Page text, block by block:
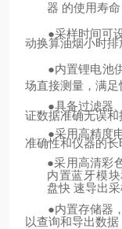
器 的使用寿命
●采样时间可
动换算油烟小时排
●内置锂电池
场直接测量，满
●具备过滤器
证数据准确无误
●采用高精度
准确性和仪器的长
●采用高清彩
内置蓝牙模块
盘快 速导出
●内置存储器
以查询和导出数据